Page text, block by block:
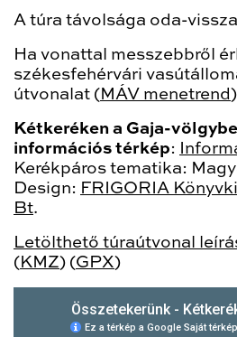
A túra távolsága oda-
Ha vonattal messzebbről
székesfehérvári
útvonalat (MÁV menetrend
Kétkeréken a Gaja-
információs térkép:
Kerékpáros tematika:
Design: FRIGORIA
Bt.
Letölthető túraútvonal
(KMZ) (GPX)